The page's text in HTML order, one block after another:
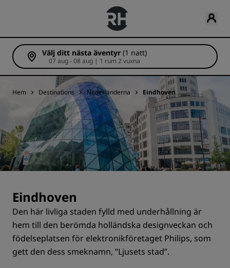
Välj ditt nästa äventyr (1 natt)
07 aug - 08 aug | 1 rum 2 vuxna
Hem Destinations Nederländerna Eindhoven
Eindhoven
Den här livliga staden fylld med underhållning är
hem till den berömda holländska designveckan och
födelseplatsen för elektronikföretaget Philips, som
gett den dess smeknamn, ”Ljusets stad”.